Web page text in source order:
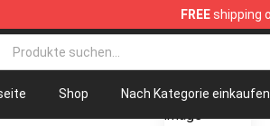
FREEshipping
Shop
Shop Nach Kategorie einkaufen